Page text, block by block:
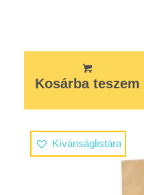
Kosárba teszem
Kívánságlistára